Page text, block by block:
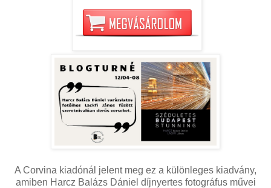
A Corvina kiadónál jelent meg ez a különleges kiadvány,
amiben Harcz Balázs Dániel díjnyertes fotográfus művei